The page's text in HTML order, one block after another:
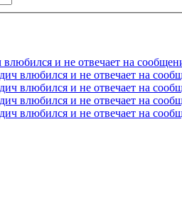
влюбился и не отвечает на
влюбился и не отвечает на
влюбился и не отвечает на
влюбился и не отвечает на
влюбился и не отвечает на